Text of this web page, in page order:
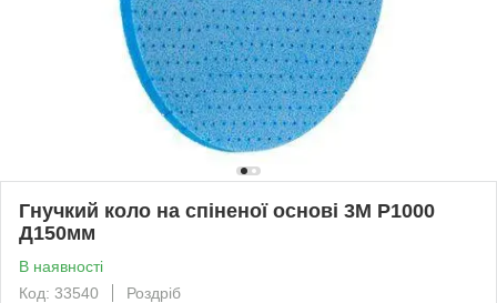
Гнучкий коло на спіненої основі 3M P1000
Д150мм
В наявності
Код: 33540
Роздріб